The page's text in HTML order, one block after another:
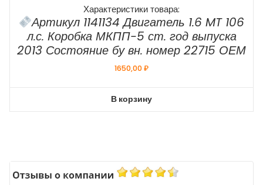
Характеристики товара:
Артикул 1141134 Двигатель 1.6 MT 106
л.с. Коробка МКПП-5 ст. год выпуска
2013 Состояние бу вн. номер 22715 ОЕМ
1650,00₽
В корзину